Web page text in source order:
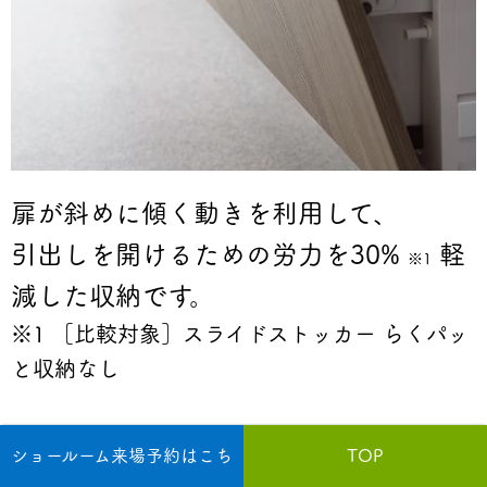
ショールーム来場予約はこち TOP
扉が斜めに傾く動きを利用して、
引出しを 開けるための労力を30% ※1
軽
減した収納です。
※1 ［比較対象］スライドストッカー らくパッ
と収納なし